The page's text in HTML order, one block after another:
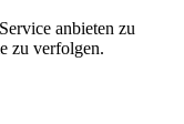
anbieten zu
zu verfolgen.